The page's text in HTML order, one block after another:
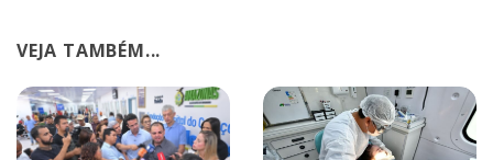
VEJA TAMBÉM...